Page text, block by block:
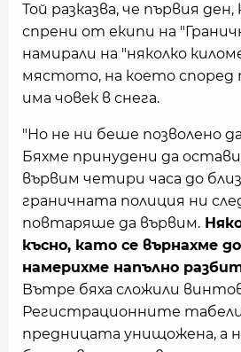
Той разказва, че първия
спрени от екипи на
намирали на "няколко
мястото, на което според
има човек в снега.
"Но не ни беше позволено
Бяхме принудени да
вървим четири часа до
граничната полиция ни
повтаряше да вървим.
късно, като се върнахме
намерихме напълно
Вътре бяха сложили
Регистрационните табели
предницата унищожена, а